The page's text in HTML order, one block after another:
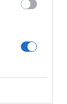
σε αυτόν…
έχει